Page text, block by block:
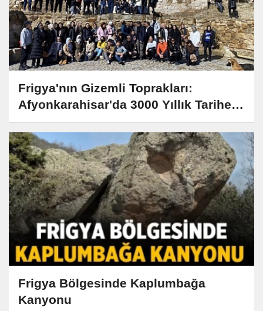
Frigya'nın Gizemli Toprakları:
Afyonkarahisar'da 3000 Yıllık Tarihe
Yolculuk
Frigya Bölgesinde Kaplumbağa
Kanyonu